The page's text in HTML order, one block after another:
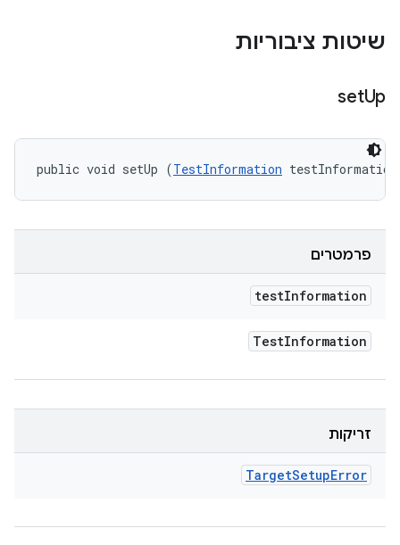
שיטות ציבוריות
setUp
public void setUp (TestInformation
פרמטרים
testInformation
TestInformation
זריקות
TargetSetupError